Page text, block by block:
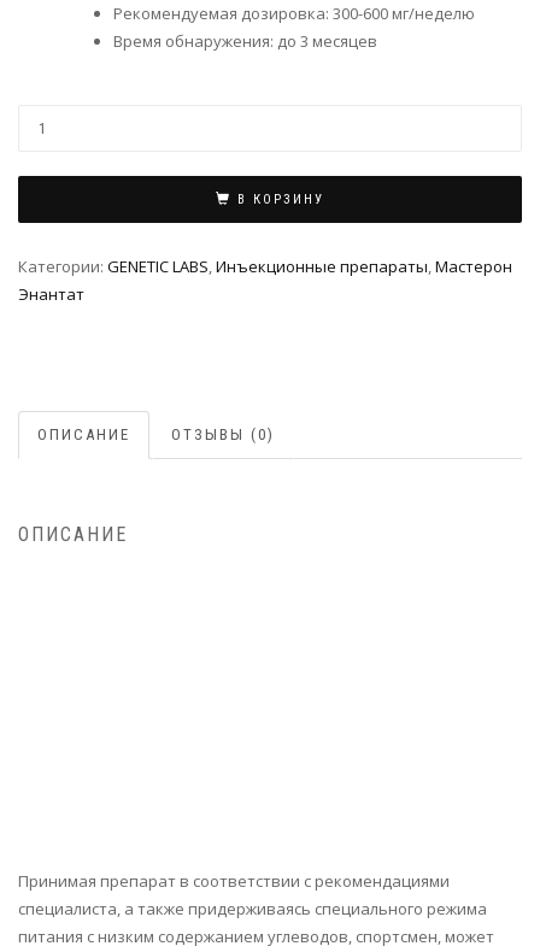
Рекомендуемая дозировка: 300-600 мг/неделю
Время обнаружения: до 3 месяцев
В КОРЗИНУ
Категории: GENETIC LABS,Инъeкциoнныe препараты,Мастерон
Энантат
ОПИСАНИЕ ОТЗЫВЫ (0)
ОПИСАНИЕ
Принимая препарат в соответствии с рекомендациями
специалиста, а также придерживаясь специального режима
питания с низким содержанием углеводов, спортсмен, может